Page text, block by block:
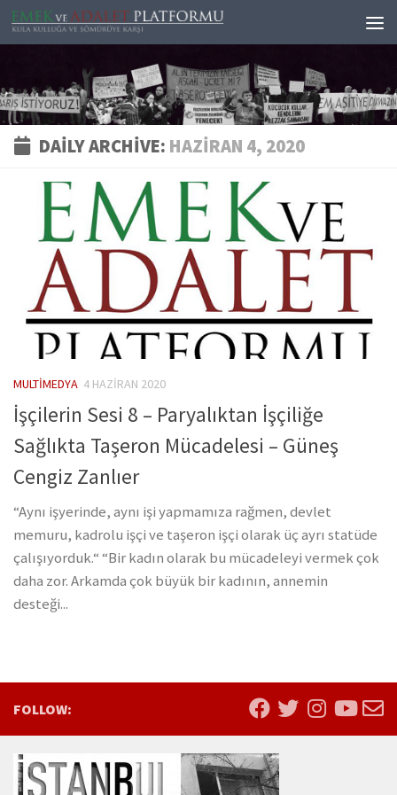
Skip to content
DAILY ARCHIVE: HAZIRAN 4, 2020
MULTIMEDYA 4 HAZIRAN 2020
İşçilerin Sesi 8 – Paryalıktan İşçiliğe
Sağlıkta Taşeron Mücadelesi – Güneş
Cengiz Zanlıer
“Aynı işyerinde, aynı işi yapmamıza rağmen, devlet
memuru, kadrolu işçi ve taşeron işçi olarak üç ayrı statüde
çalışıyorduk.“ “Bir kadın olarak bu mücadeleyi vermek çok
daha zor. Arkamda çok büyük bir kadının, annemin
desteği...
FOLLOW: